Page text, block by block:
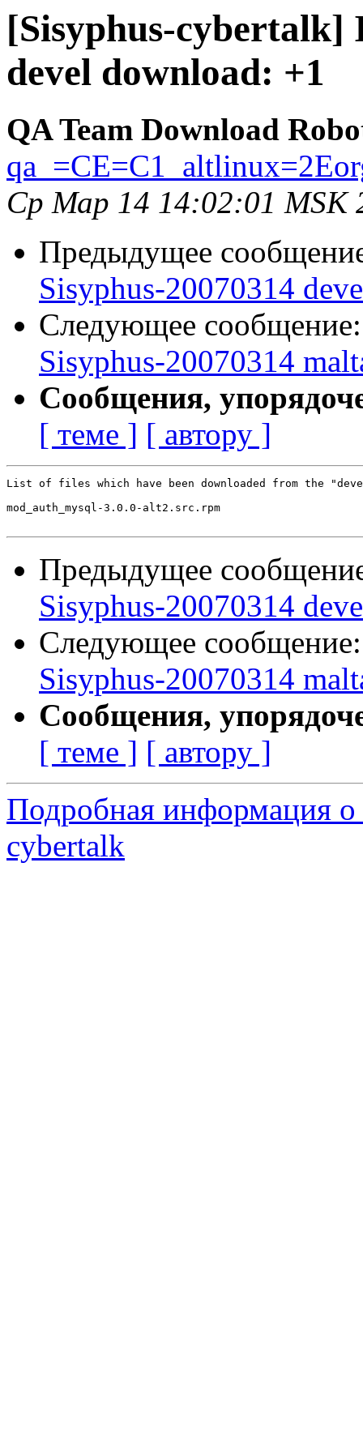
[Sisyphus-cybertalk]
devel download: +1
QA Team Download
Ср Мар 14 14:02:01 MSK
Предыдущее
Sisyphus-20070314
Следующее
Sisyphus-20070314
Сообщения,
[ теме ] [ автору ]
List of files which have been downloaded from the
mod_auth_mysql-3.0.0-alt2.src.rpm
Предыдущее
Sisyphus-20070314
Следующее
Sisyphus-20070314
Сообщения,
[ теме ] [ автору ]
Подробная информация о
cybertalk